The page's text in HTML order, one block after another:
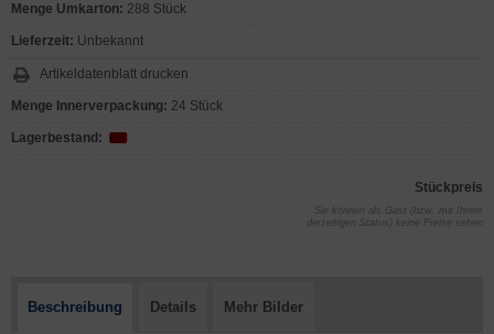
Menge Umkarton: 288 Stück
Lieferzeit: Unbekannt
Artikeldatenblatt drucken
Menge Innerverpackung: 24 Stück
Lagerbestand:
Stückpreis
Sie können als Gast (bzw. mit Ihrem
derzeitigen Status) keine Preise sehen
Beschreibung Details Mehr Bilder